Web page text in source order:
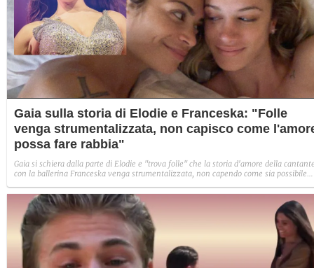
Gaia sulla storia di Elodie e Franceska: "Folle
venga strumentalizzata, non capisco come
possa fare rabbia"
Gaia si schiera dalla parte di Elodie e "trova folle" che la storia d'amore della
con la ballerina Franceska venga strumentalizzata, non capendo come sia possibile